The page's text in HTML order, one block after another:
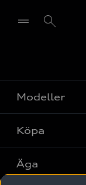
Modeller
Alla modeller
Elbilar
Köpa
Privaterbjudanden
Äga